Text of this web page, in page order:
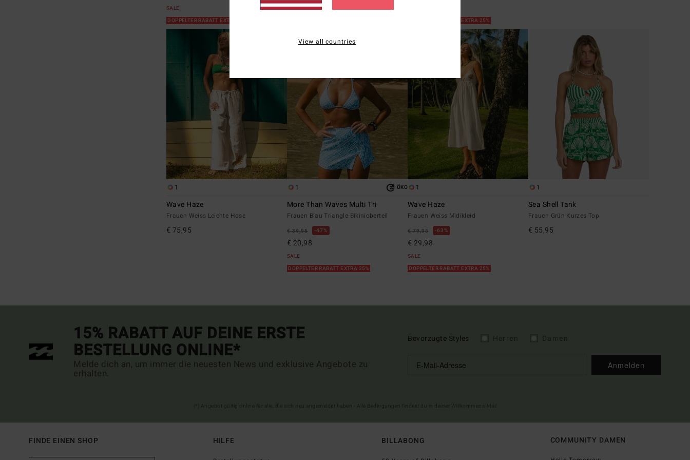
SALE
DOPPELTER RABATT EXTRA 25%
DOPPELTER RABATT EXTRA 25%
1
Wave Haze
Frauen Weiss Leichte Hose
€ 75,95
1 ÖKO
More Than Waves Multi Tri
Frauen Blau Triangle-Bikinioberteil
€ 39,95 47%
€ 20,98
SALE
DOPPELTER RABATT EXTRA 25%
1
Wave Haze
Frauen Weiss Midikleid
€ 79,95 63%
€ 29,98
SALE
DOPPELTER RABATT EXTRA 25%
1
Sea Shell Tank
Frauen Grün Kurzes Top
€ 55,95
15% RABATT AUF DEINE ERSTE
BESTELLUNG ONLINE*
Melde dich an, um immer die neuesten News und exklusive Angebote zu
erhalten.
Bevorzugte Styles
Anmelden
FINDE EINEN SHOP HILFE BILLABONG COMMUNITY DAMEN
View all countries